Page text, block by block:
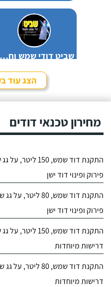
שביט דודי שמש וחשמל בע"מ
הצג עוד
מחירון טכנאי דודים
התקנת דוד שמש, 150
פירוק ופינוי דוד ישן
התקנת דוד שמש, 80
פירוק ופינוי דוד ישן
התקנת דוד שמש, 150
דרישות מיוחדות
התקנת דוד שמש, 80
דרישות מיוחדות